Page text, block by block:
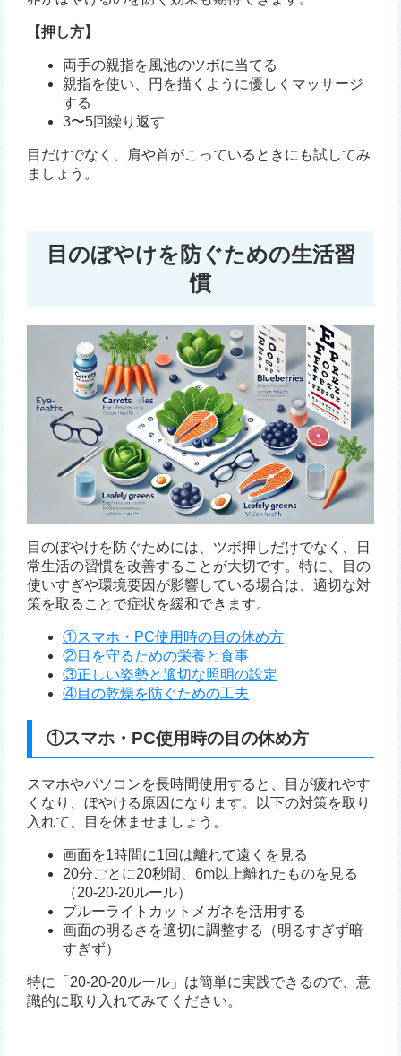
【押し方】
両手の親指を風池のツボに当てる
親指を使い、円を描くように優しくマッサージ
する
3〜5回繰り返す
目だけでなく、肩や首がこっているときにも試してみ
ましょう。
目のぼやけを防ぐための生活習
慣
目のぼやけを防ぐためには、ツボ押しだけでなく、日
常生活の習慣を改善することが大切です。特に、目の
使いすぎや環境要因が影響している場合は、適切な対
策を取ることで症状を緩和できます。
①スマホ・PC使用時の目の休め方
②目を守るための栄養と食事
③正しい姿勢と適切な照明の設定
④目の乾燥を防ぐための工夫
①スマホ・PC使用時の目の休め方
スマホやパソコンを長時間使用すると、目が疲れやす
くなり、ぼやける原因になります。以下の対策を取り
入れて、目を休ませましょう。
画面を1時間に1回は離れて遠くを見る
20分ごとに20秒間、6m以上離れたものを見る
（20-20-20ルール）
ブルーライトカットメガネを活用する
画面の明るさを適切に調整する（明るすぎず暗
すぎず）
特に「20-20-20ルール」は簡単に実践できるので、意
識的に取り入れてみてください。